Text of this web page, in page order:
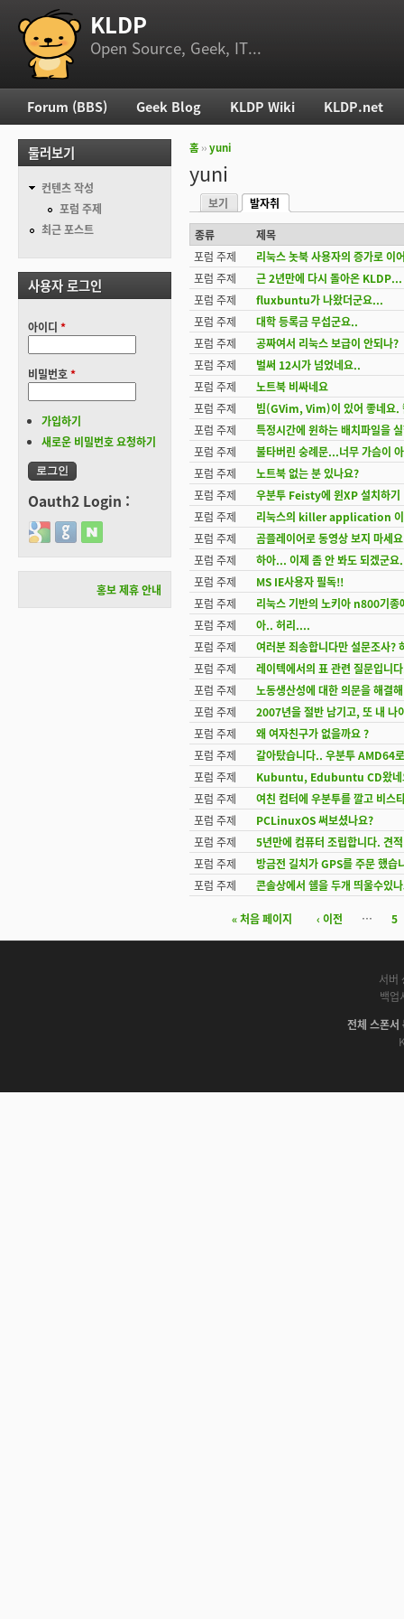
부 메뉴 KLDP
Open Source, Geek, IT...
현재 위치
홈 ››yuni
yuni
기본탭
보기
발자취
(활성탭)
종류
제목
포럼 주제
리눅스 놋북 사용자의 증가로
포럼 주제
근 2년만에 다시 돌아온 KLDP...
포럼 주제
fluxbuntu가 나왔더군요...
포럼 주제
대학 등록금 무섭군요..
포럼 주제
공짜여서 리눅스 보급이 안되나?
포럼 주제
벌써 12시가 넘었네요..
포럼 주제
노트북 비싸네요
포럼 주제
빔(GVim, Vim)이 있어 좋네요.
포럼 주제
특정시간에 윈하는 배치파일을
포럼 주제
불타버린 숭례문...너무 가슴이
포럼 주제
노트북 없는 분 있나요?
포럼 주제
우분투 Feisty에 윈XP 설치하
포럼 주제
리눅스의 killer application 이
포럼 주제
곰플레이어로 동영상 보지 마세
포럼 주제
하아... 이제 좀 안 봐도 되겠군요.
포럼 주제
MS IE사용자 필독!!
포럼 주제
리눅스 기반의 노키아 n800기종
포럼 주제
아.. 허리....
포럼 주제
여러분 죄송합니다만 설문조사?
포럼 주제
레이텍에서의 표 관련 질문입니
포럼 주제
노동생산성에 대한 의문을 해결
포럼 주제
2007년을 절반 남기고, 또 내 나
포럼 주제
왜 여자친구가 없을까요 ?
포럼 주제
갈아탔습니다.. 우분투 AMD64
포럼 주제
Kubuntu, Edubuntu CD왔네
포럼 주제
여친 컴터에 우분투를 깔고 비스
포럼 주제
PCLinuxOS 써보셨나요?
포럼 주제
5년만에 컴퓨터 조립합니다. 견
포럼 주제
방금전 길치가 GPS를 주문 했습
포럼 주제
콘솔상에서 쉘을 두개 띄울수있
페이지
« 처음 페이지 ‹ 이전 … 5
주 메뉴
Forum (BBS) Geek Blog KLDP Wiki KLDP.net
둘러보기
컨텐츠 작성
포럼 주제
최근 포스트
사용자 로그인
아이디 *
비밀번호*
가입하기
새로운 비밀번호 요청하기
Oauth2 Login :
Login with Google
Login with GitHub
Login with Naver
홍보 제휴 안내
서버
백업
전체 스폰서